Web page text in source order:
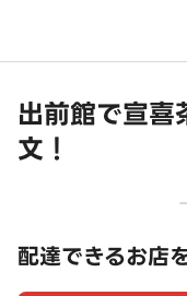
出前館で宣喜
文！
配達できるお店